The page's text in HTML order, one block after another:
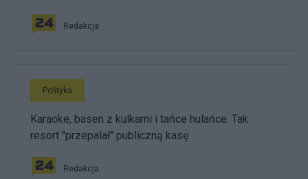
Redakcja
Polityka
Karaoke, basen z kulkami i tańce hulańce. Tak
resort "przepalał" publiczną kasę
Redakcja